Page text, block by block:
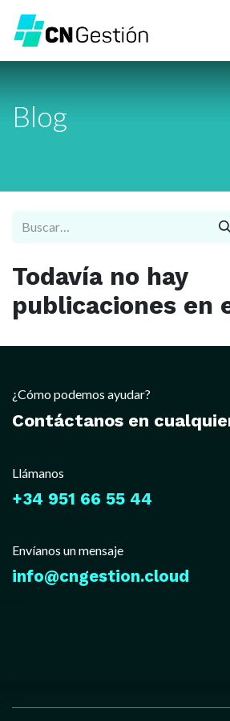
Blog
Todavía no hay
publicaciones en
¿Cómo podemos ayudar?
Contáctanos en
Llámanos
+34 951 66 55 44
Envíanos un mensaje
info@cngestion.cloud